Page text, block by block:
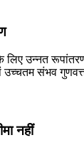
उन्नत
संभव
नहीं